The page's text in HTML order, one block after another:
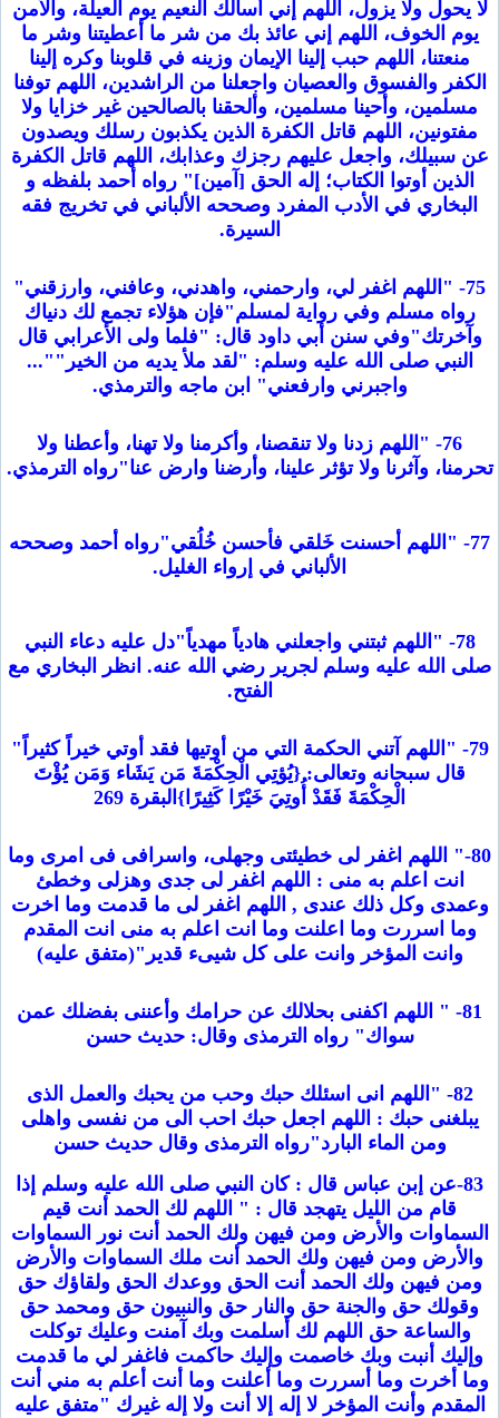
لا يحول ولا يزول، اللهم إني أسألك النعيم يوم العيلة، والأمن
يوم الخوف، اللهم إني عائذ بك من شر ما أعطيتنا وشر ما
منعتنا، اللهم حبب إلينا الإيمان وزينه في قلوبنا وكره إلينا
الكفر والفسوق والعصيان واجعلنا من الراشدين، اللهم توفنا
مسلمين، وأحينا مسلمين، وألحقنا بالصالحين غير خزايا ولا
مفتونين، اللهم قاتل الكفرة الذين يكذبون رسلك ويصدون
عن سبيلك، واجعل عليهم رجزك وعذابك، اللهم قاتل الكفرة
الذين أوتوا الكتاب؛ إله الحق [آمين]" رواه أحمد بلفظه و
البخاري في الأدب المفرد وصححه الألباني في تخريج فقه
السيرة.
75- "اللهم اغفر لي، وارحمني، واهدني، وعافني، وارزقني"
رواه مسلم وفي رواية لمسلم"فإن هؤلاء تجمع لك دنياك
وآخرتك"وفي سنن أبي داود قال: "فلما ولى الأعرابي قال
النبي صلى الله عليه وسلم: "لقد ملأ يديه من الخير""...
واجبرني وارفعني" ابن ماجه والترمذي.
76- "اللهم زدنا ولا تنقصنا، وأكرمنا ولا تهنا، وأعطنا ولا
تحرمنا، وآثرنا ولا تؤثر علينا، وأرضنا وارض عنا"رواه الترمذي.
77- "اللهم أحسنت خَلقي فأحسن خُلُقي"رواه أحمد وصححه
الألباني في إرواء الغليل.
78- "اللهم ثبتني واجعلني هادياً مهدياً"دل عليه دعاء النبي
صلى الله عليه وسلم لجرير رضي الله عنه. انظر البخاري مع
الفتح.
79- "اللهم آتني الحكمة التي من أوتيها فقد أوتي خيراً كثيراً"
قال سبحانه وتعالى: {يُؤتِي الْحِكْمَةَ مَن يَشَاء وَمَن يُؤْتَ
الْحِكْمَةَ فَقَدْ أُوتِيَ خَيْرًا كَثِيرًا}البقرة 269
80-" اللهم اغفر لى خطيئتى وجهلى، واسرافى فى امرى وما
انت اعلم به منى : اللهم اغفر لى جدى وهزلى وخطئ
وعمدى وكل ذلك عندى , اللهم اغفر لى ما قدمت وما اخرت
وما اسررت وما اعلنت وما انت اعلم به منى انت المقدم
وانت المؤخر وانت على كل شيىء قدير"(متفق عليه)
81- " اللهم اكفنى بحلالك عن حرامك وأعننى بفضلك عمن
سواك" رواه الترمذى وقال: حديث حسن
82- "اللهم انى اسئلك حبك وحب من يحبك والعمل الذى
يبلغنى حبك : اللهم اجعل حبك احب الى من نفسى واهلى
ومن الماء البارد"رواه الترمذى وقال حديث حسن
83-عن إبن عباس قال : كان النبي صلى الله عليه وسلم إذا
قام من الليل يتهجد قال : " اللهم لك الحمد أنت قيم
السماوات والأرض ومن فيهن ولك الحمد أنت نور السماوات
والأرض ومن فيهن ولك الحمد أنت ملك السماوات والأرض
ومن فيهن ولك الحمد أنت الحق ووعدك الحق ولقاؤك حق
وقولك حق والجنة حق والنار حق والنبيون حق ومحمد حق
والساعة حق اللهم لك أسلمت وبك آمنت وعليك توكلت
وإليك أنبت وبك خاصمت وإليك حاكمت فاغفر لي ما قدمت
وما أخرت وما أسررت وما أعلنت وما أنت أعلم به مني أنت
المقدم وأنت المؤخر لا إله إلا أنت ولا إله غيرك "متفق عليه